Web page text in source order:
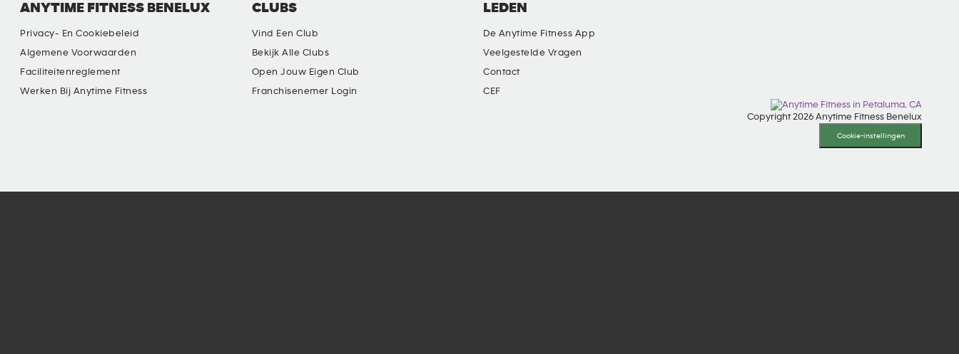
ANYTIME FITNESS BENELUX
Privacy- En Cookiebeleid
Algemene Voorwaarden
Faciliteitenreglement
Werken Bij Anytime Fitness
CLUBS
Vind Een Club
Bekijk Alle Clubs
Open Jouw Eigen Club
Franchisenemer Login
LEDEN
De Anytime Fitness App
Veelgestelde Vragen
Contact
CEF
Copyright 2026 Anytime Fitness Benelux
Cookie-instellingen